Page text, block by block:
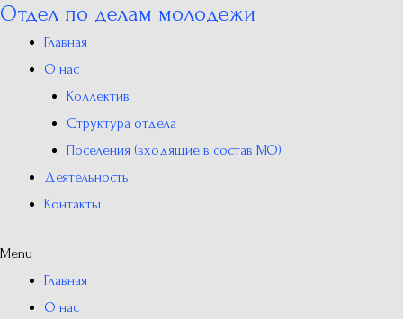
Перейти
содержимому
Отдел по делам молодежи
Главная
О нас
Коллектив
Структура отдела
Поселения (входящие в состав МО)
Деятельность
Контакты
Menu
Главная
О нас